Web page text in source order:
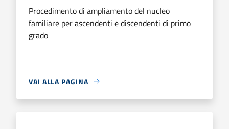
Procedimento di ampliamento del nucleo
familiare per ascendenti e discendenti di primo
grado
VAI ALLA PAGINA